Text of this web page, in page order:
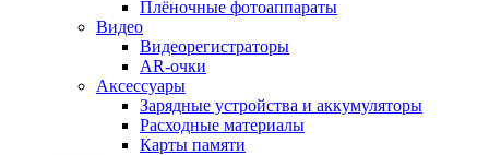
Плёночные фотоаппараты
Видео
Видеорегистраторы
AR-очки
Аксессуары
Зарядные устройства и аккумуляторы
Расходные материалы
Карты памяти